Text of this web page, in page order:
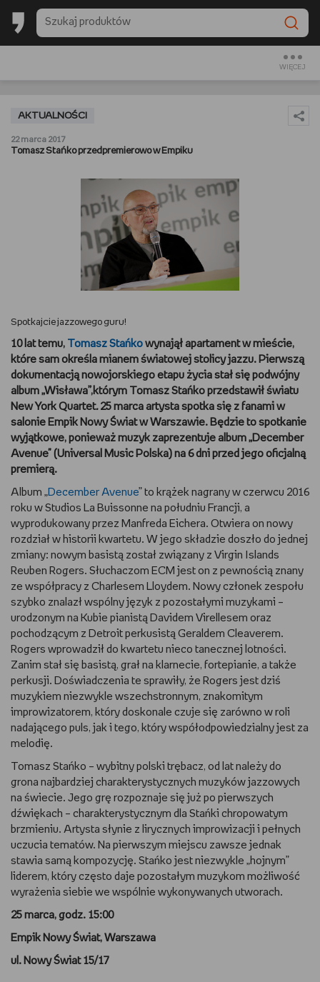
WIĘCEJ
BACK TO SCHOOL
SŁUCHAM
BACK TO SCHOOL
PREZENTOWNIKI
DBAM O URODĘ
TRENUJĘ
URZĄDZAM I DEKORUJĘ
MAM ZWIERZĘTA
GRAM
RYSUJĘ
PORADNIKI
WYWIADY
WSZYSTKO O LEGO
REDAKCJA
WYDARZENIA
POD PATRONATEM EMPIKU
AKTUALNOŚCI
22 marca 2017
Tomasz Stańko przedpremierowo w Empiku
Spotkajcie jazzowego guru!
10 lat temu, Tomasz Stańko wynajął apartament w mieście,
które sam określa mianem światowej stolicy jazzu. Pierwszą
dokumentacją nowojorskiego etapu życia stał się podwójny
album „Wisława”,którym Tomasz Stańko przedstawił światu
New York Quartet.25 marca artysta spotka się z fanami w
salonie Empik Nowy Świat w Warszawie. Będzie to spotkanie
wyjątkowe, ponieważ muzyk zaprezentuje album „December
Avenue" (Universal Music Polska) na 6dni przed jego oficjalną
premierą.
Album „December Avenue” to krążek nagrany w czerwcu 2016
roku w Studios La Buissonne na południu Francji, a
wyprodukowany przez Manfreda Eichera. Otwiera on nowy
rozdział w historii kwartetu. W jego składzie doszło do jednej
zmiany: nowym basistą został związany z Virgin Islands
Reuben Rogers. Słuchaczom ECM jest on z pewnością znany
ze współpracy z Charlesem Lloydem. Nowy członek zespołu
szybko znalazł wspólny język z pozostałymi muzykami –
urodzonym na Kubie pianistą Davidem Virellesem oraz
pochodzącym z Detroit perkusistą Geraldem Cleaverem.
Rogers wprowadził do kwartetu nieco tanecznej lotności.
Zanim stał się basistą, grał na klarnecie, fortepianie, a także
perkusji. Doświadczenia te sprawiły, że Rogers jest dziś
muzykiem niezwykle wszechstronnym, znakomitym
improwizatorem, który doskonale czuje się zarówno w roli
nadającego puls, jak i tego, który współodpowiedzialny jest za
melodię.
Tomasz Stańko – wybitny polski trębacz, od lat należy do
grona najbardziej charakterystycznych muzyków jazzowych
na świecie. Jego grę rozpoznaje się już po pierwszych
dźwiękach – charakterystycznym dla Stańki chropowatym
brzmieniu. Artysta słynie z lirycznych improwizacji i pełnych
uczucia tematów. Na pierwszym miejscu zawsze jednak
stawia samą kompozycję. Stańko jest niezwykle „hojnym”
liderem, który często daje pozostałym muzykom możliwość
wyrażenia siebie we wspólnie wykonywanych utworach.
25 marca, godz. 15:00
Empik Nowy Świat, Warszawa
ul. Nowy Świat 15/17